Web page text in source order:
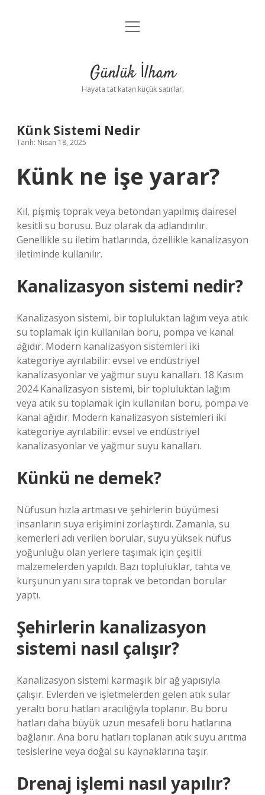
Anasayfa
Yasal Uyarı
menüyü
Günlük İlham
Hayata tat katan küçük satırlar.
Künk Sistemi Nedir
Tarih: Nisan 18, 2025
Künk ne işe yarar?
Kil, pişmiş toprak veya betondan yapılmış dairesel
kesitli su borusu. Buz olarak da adlandırılır.
Genellikle su iletim hatlarında, özellikle kanalizasyon
iletiminde kullanılır.
Kanalizasyon sistemi nedir?
Kanalizasyon sistemi, bir topluluktan lağım veya atık
su toplamak için kullanılan boru, pompa ve kanal
ağıdır. Modern kanalizasyon sistemleri iki
kategoriye ayrılabilir: evsel ve endüstriyel
kanalizasyonlar ve yağmur suyu kanalları. 18 Kasım
2024 Kanalizasyon sistemi, bir topluluktan lağım
veya atık su toplamak için kullanılan boru, pompa ve
kanal ağıdır. Modern kanalizasyon sistemleri iki
kategoriye ayrılabilir: evsel ve endüstriyel
kanalizasyonlar ve yağmur suyu kanalları.
Künkü ne demek?
Nüfusun hızla artması ve şehirlerin büyümesi
insanların suya erişimini zorlaştırdı. Zamanla, su
kemerleri adı verilen borular, suyu yüksek nüfus
yoğunluğu olan yerlere taşımak için çeşitli
malzemelerden yapıldı. Bazı topluluklar, tahta ve
kurşunun yanı sıra toprak ve betondan borular
yaptı.
Şehirlerin kanalizasyon
sistemi nasıl çalışır?
Kanalizasyon sistemi karmaşık bir ağ yapısıyla
çalışır. Evlerden ve işletmelerden gelen atık sular
yeraltı boru hatları aracılığıyla toplanır. Bu boru
hatları daha büyük uzun mesafeli boru hatlarına
bağlanır. Ana boru hatları toplanan atık suyu arıtma
tesislerine veya doğal su kaynaklarına taşır.
Drenaj işlemi nasıl yapılır?